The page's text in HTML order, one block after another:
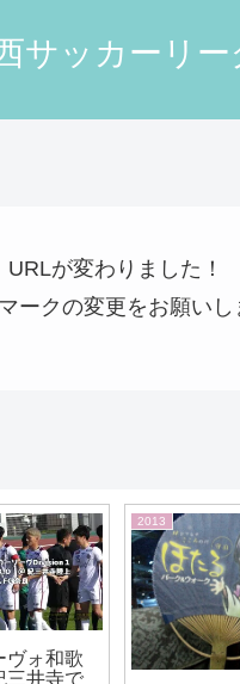
サッカーリ
URLが変わりました！
ークの変更をお願いし
ヴォ和歌
三井寺で
2013